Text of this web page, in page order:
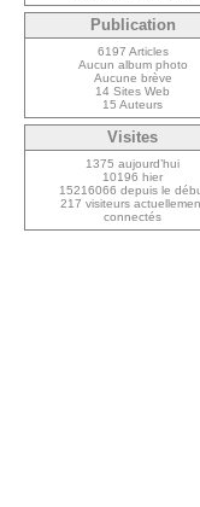
Publication
6197 Articles
Aucun album photo
Aucune brève
14 Sites Web
15 Auteurs
Visites
1375 aujourd’hui
10196 hier
15216066 depuis le
217 visiteurs
connectés